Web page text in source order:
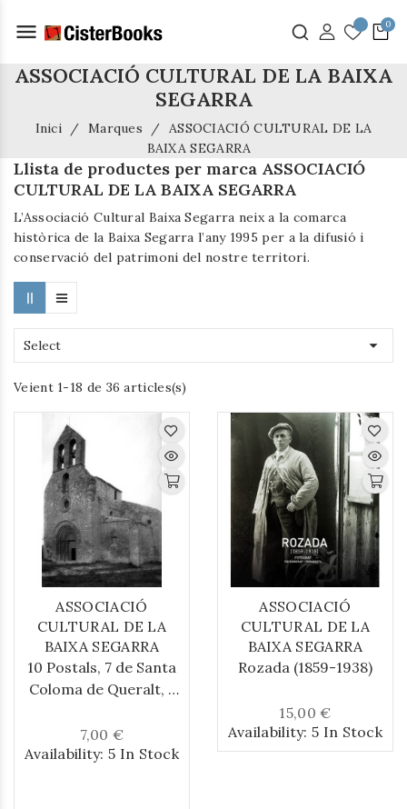
menu
ASSOCIACIÓ CULTURAL DE LA BAIXA
SEGARRA
Inici Marques
ASSOCIACIÓ CULTURAL DE LA
BAIXA SEGARRA
Llista de productes per marca ASSOCIACIÓ
CULTURAL DE LA BAIXA SEGARRA
L’Associació Cultural Baixa Segarra neix a la comarca
històrica de la Baixa Segarra l’any 1995 per a la difusió i
conservació del patrimoni del nostre territori.
Select 
Veient 1-18 de 36 articles(s)
ASSOCIACIÓ
CULTURAL DE LA
BAIXA SEGARRA
10 Postals, 7 de Santa
Coloma de Queralt, 1
Brufaganya,1 Savallà del
Comtat
7,00 €
Availability:5 In Stock
ASSOCIACIÓ
CULTURAL DE LA
BAIXA SEGARRA
Rozada (1859-1938)
15,00 €
Availability:5 In Stock